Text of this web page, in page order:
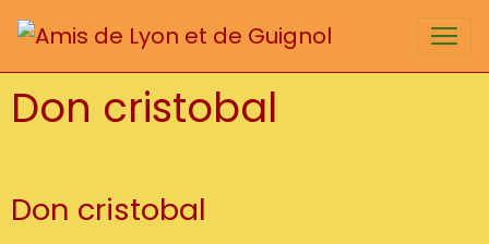
Don cristobal
Don cristobal